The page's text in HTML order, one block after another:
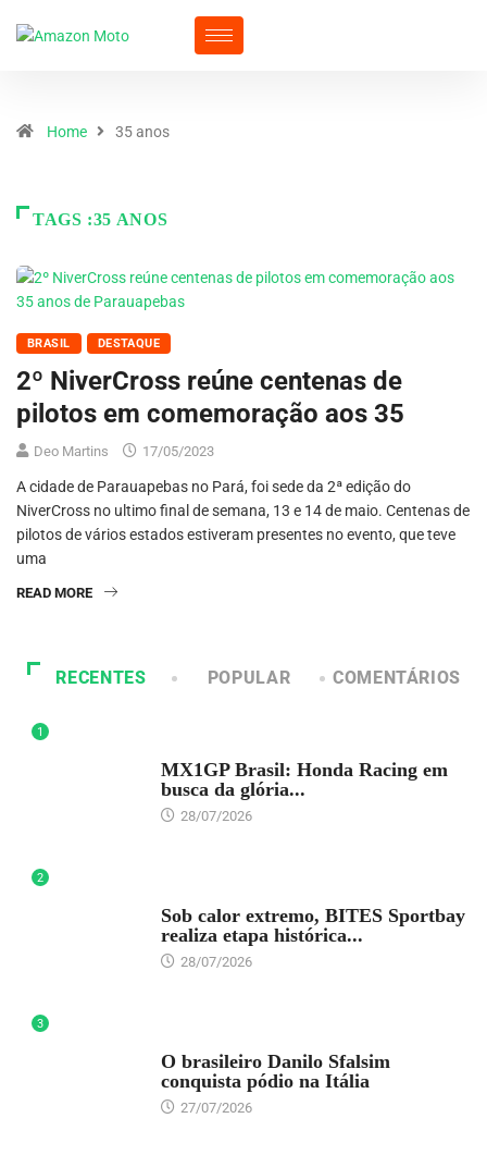
Home 35 anos
TAGS :35 ANOS
BRASIL DESTAQUE
2º NiverCross reúne centenas de
pilotos em comemoração aos 35
Deo Martins 17/05/2023
A cidade de Parauapebas no Pará, foi sede da 2ª edição do
NiverCross no ultimo final de semana, 13 e 14 de maio. Centenas de
pilotos de vários estados estiveram presentes no evento, que teve
uma
READ MORE
RECENTES POPULAR COMENTÁRIOS
1
MX1GP Brasil: Honda Racing em
busca da glória...
28/07/2026
2
Sob calor extremo, BITES Sportbay
realiza etapa histórica...
28/07/2026
3
O brasileiro Danilo Sfalsim
conquista pódio na Itália
27/07/2026